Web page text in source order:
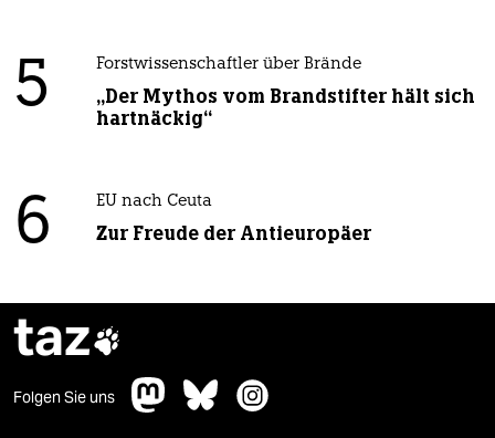
5 Forstwissenschaftler über Brände
„Der Mythos vom Brandstifter hält sich
hartnäckig“
6 EU nach Ceuta
Zur Freude der Antieuropäer
taz
Folgen Sie uns